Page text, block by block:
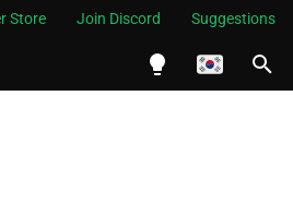
Store Join Discord Suggestions